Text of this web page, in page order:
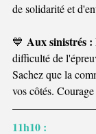
de solidarité et
💙 Aux sinistrés :
difficulté de
Sachez que la
vos côtés.
11h10 :